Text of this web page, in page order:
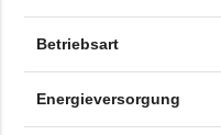
Betriebsart
Energieversorgung